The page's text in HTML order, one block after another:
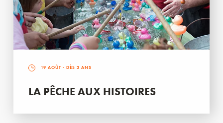
19 AOÛT - DÈS 3 ANS
LA PÊCHE AUX HISTOIRES